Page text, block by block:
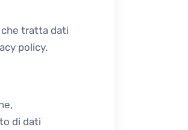
che tratta dati
policy.
di dati